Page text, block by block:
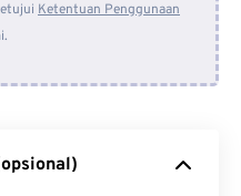
Ketentuan Penggunaan